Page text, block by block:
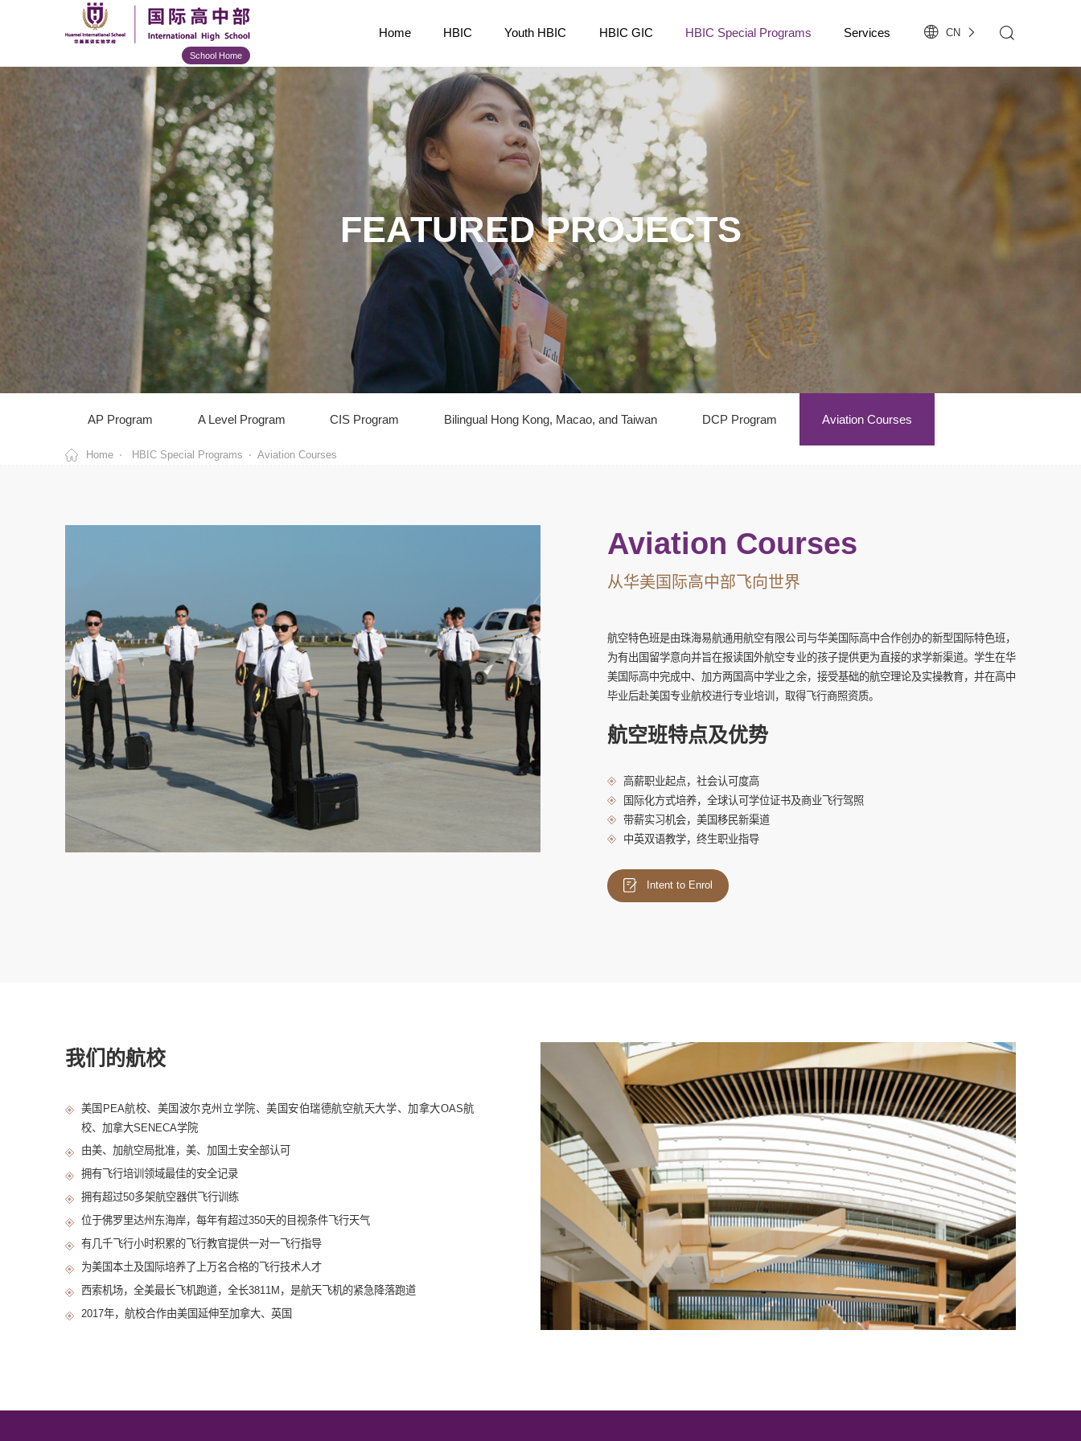
School Home
Home HBIC Youth HBIC HBIC GIC HBIC Special Programs Services CN
FEATURED PROJECTS
AP Program A Level Program CIS Program Bilingual Hong Kong, Macao, and Taiwan DCP Program Aviation Courses
Home HBIC Special Programs Aviation Courses
Aviation Courses
从华美国际高中部飞向世界
航空特色班是由珠海易航通用航空有限公司与华美国际高中合作创办的新型国际特色班，
为有出国留学意向并旨在报读国外航空专业的孩子提供更为直接的求学新渠道。学生在华
美国际高中完成中、加方两国高中学业之余，接受基础的航空理论及实操教育，并在高中
毕业后赴美国专业航校进行专业培训，取得飞行商照资质。
航空班特点及优势
高薪职业起点，社会认可度高
国际化方式培养，全球认可学位证书及商业飞行驾照
带薪实习机会，美国移民新渠道
中英双语教学，终生职业指导
Intent to Enrol
我们的航校
美国PEA航校、美国波尔克州立学院、美国安伯瑞德航空航天大学、加拿大OAS航
校、加拿大SENECA学院
由美、加航空局批准，美、加国土安全部认可
拥有飞行培训领域最佳的安全记录
拥有超过50多架航空器供飞行训练
位于佛罗里达州东海岸，每年有超过350天的目视条件飞行天气
有几千飞行小时积累的飞行教官提供一对一飞行指导
为美国本土及国际培养了上万名合格的飞行技术人才
西索机场，全美最长飞机跑道，全长3811M，是航天飞机的紧急降落跑道
2017年，航校合作由美国延伸至加拿大、英国